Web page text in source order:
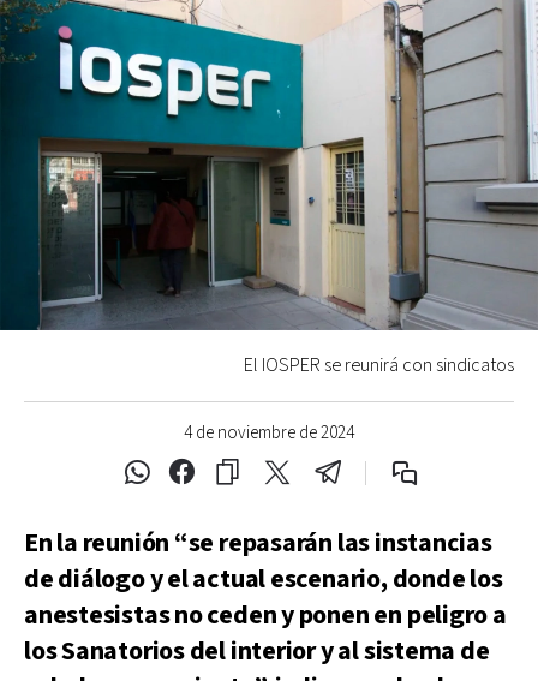
4 de noviembre de 2024
El IOSPER se reunirá con sindicatos
En la reunión “se repasarán las instancias
de diálogo y el actual escenario, donde los
anestesistas no ceden y ponen en peligro a
los Sanatorios del interior y al sistema de